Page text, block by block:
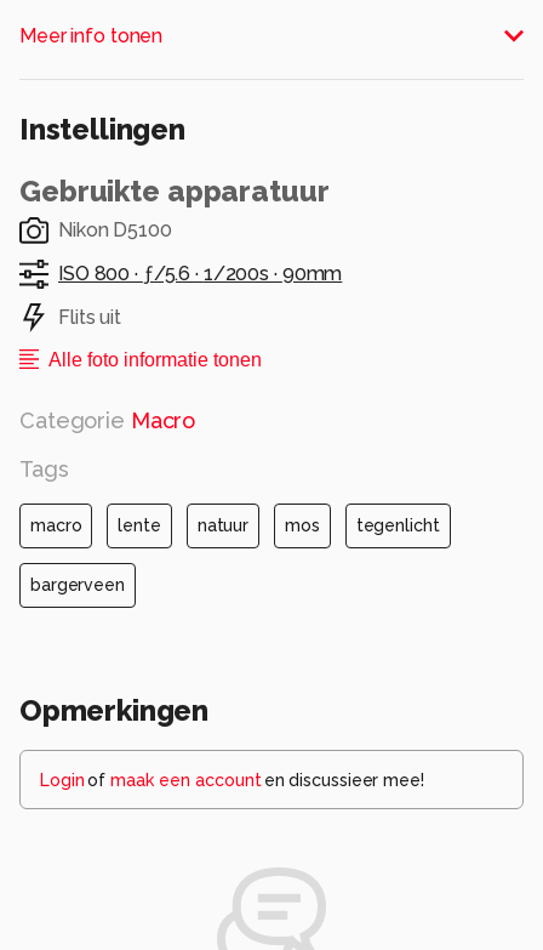
Alle rechten voorbehouden
Meer info tonen
Instellingen
Gebruikte apparatuur
Nikon D5100
ISO 800 · ƒ/5.6 · 1/200s · 90mm
Flits uit
Alle foto informatie tonen
Categorie Macro
Tags
macro lente natuur mos tegenlicht
bargerveen
Opmerkingen
Loginof maak een account en discussieer mee!